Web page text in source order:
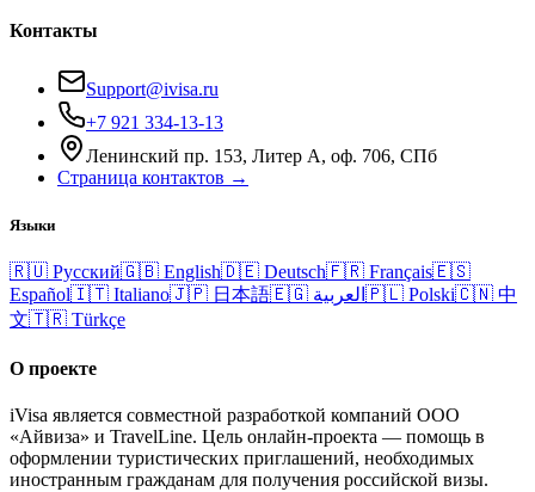
Контакты
Support@ivisa.ru
+7 921 334-13-13
Ленинский пр. 153, Литер А, оф. 706, СПб
Страница контактов →
Языки
🇷🇺 Русский🇬🇧 English🇩🇪 Deutsch🇫🇷 Français🇪🇸
Español🇮🇹 Italiano🇯🇵 日本語🇪🇬 العربية 🇵🇱 Polski🇨🇳 中
文🇹🇷 Türkçe
О проекте
iVisa является совместной разработкой компаний ООО
«Айвиза» и TravelLine. Цель онлайн-проекта — помощь в
оформлении туристических приглашений, необходимых
иностранным гражданам для получения российской визы.